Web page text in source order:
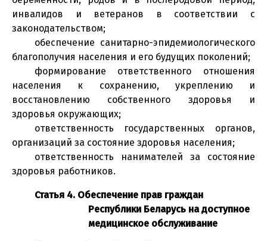
инвалидов и ветеранов в соответствии с
законодательством;
обеспечение санитарно-эпидемиологического
благополучия населения и его будущих поколений;
формирование ответственного отношения
населения к сохранению, укреплению и
восстановлению собственного здоровья и
здоровья окружающих;
ответственность государственных органов,
организаций за состояние здоровья населения;
ответственность нанимателей за состояние
здоровья работников.
Статья 4. Обеспечение прав граждан
Республики Беларусь на доступное
медицинское обслуживание